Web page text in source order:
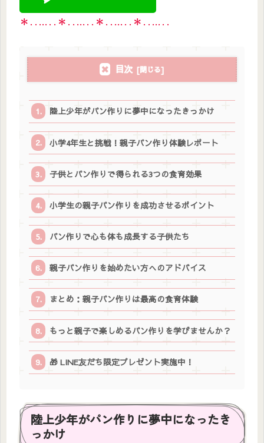
＊‥…‥＊‥…‥＊‥…‥＊‥…‥
目次
陸上少年がパン作りに夢中になったきっかけ
小学4年生と挑戦！親子パン作り体験レポート
子供とパン作りで得られる3つの食育効果
小学生の親子パン作りを成功させるポイント
パン作りで心も体も成長する子供たち
親子パン作りを始めたい方へのアドバイス
まとめ：親子パン作りは最高の食育体験
もっと親子で楽しめるパン作りを学びませんか？
🎁 LINE友だち限定プレゼント実施中！
陸上少年がパン作りに夢中になったき
っかけ